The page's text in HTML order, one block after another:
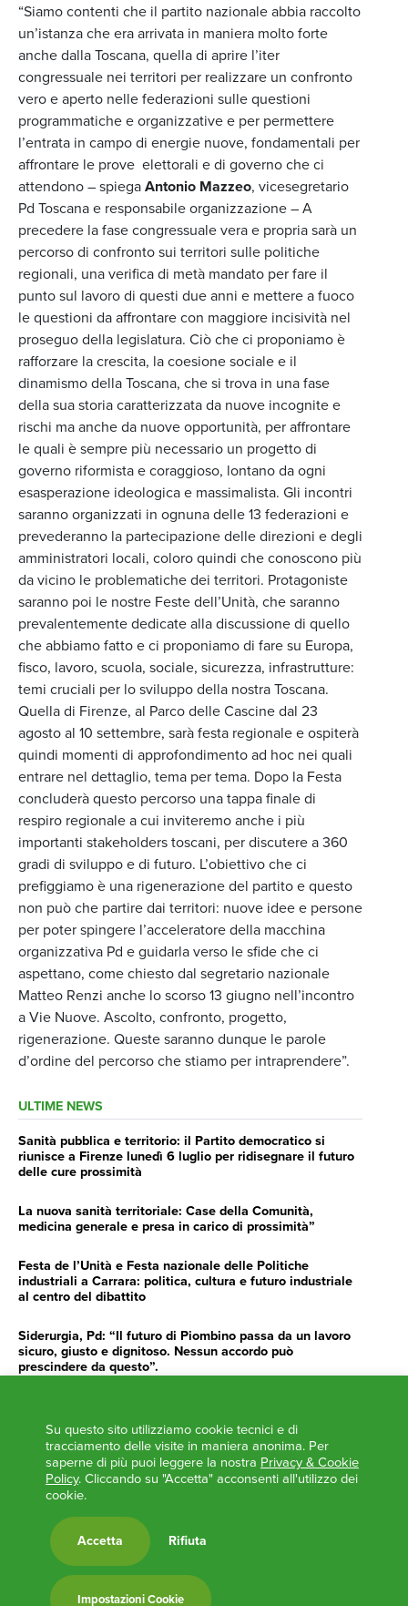
“Siamo contenti che il partito nazionale abbia raccolto
un’istanza che era arrivata in maniera molto forte
anche dalla Toscana, quella di aprire l’iter
congressuale nei territori per realizzare un confronto
vero e aperto nelle federazioni sulle questioni
programmatiche e organizzative e per permettere
l’entrata in campo di energie nuove, fondamentali per
affrontare le prove elettorali e di governo che ci
attendono – spiegaAntonio Mazzeo, vicesegretario
Pd Toscana e responsabile organizzazione – A
precedere la fase congressuale vera e propria sarà un
percorso di confronto sui territori sulle politiche
regionali, una verifica di metà mandato per fare il
punto sul lavoro di questi due anni e mettere a fuoco
le questioni da affrontare con maggiore incisività nel
proseguo della legislatura. Ciò che ci proponiamo è
rafforzare la crescita, la coesione sociale e il
dinamismo della Toscana, che si trova in una fase
della sua storia caratterizzata da nuove incognite e
rischi ma anche da nuove opportunità, per affrontare
le quali è sempre più necessario un progetto di
governo riformista e coraggioso, lontano da ogni
esasperazione ideologica e massimalista. Gli incontri
saranno organizzati in ognuna delle 13 federazioni e
prevederanno la partecipazione delle direzioni e degli
amministratori locali, coloro quindi che conoscono più
da vicino le problematiche dei territori. Protagoniste
saranno poi le nostre Feste dell’Unità, che saranno
prevalentemente dedicate alla discussione di quello
che abbiamo fatto e ci proponiamo di fare su Europa,
fisco, lavoro, scuola, sociale, sicurezza, infrastrutture:
temi cruciali per lo sviluppo della nostra Toscana.
Quella di Firenze, al Parco delle Cascine dal 23
agosto al 10 settembre, sarà festa regionale e ospiterà
quindi momenti di approfondimento ad hoc nei quali
entrare nel dettaglio, tema per tema. Dopo la Festa
concluderà questo percorso una tappa finale di
respiro regionale a cui inviteremo anche i più
importanti stakeholders toscani, per discutere a 360
gradi di sviluppo e di futuro. L’obiettivo che ci
prefiggiamo è una rigenerazione del partito e questo
non può che partire dai territori: nuove idee e persone
per poter spingere l’acceleratore della macchina
organizzativa Pd e guidarla verso le sfide che ci
aspettano, come chiesto dal segretario nazionale
Matteo Renzi anche lo scorso 13 giugno nell’incontro
a Vie Nuove. Ascolto, confronto, progetto,
rigenerazione. Queste saranno dunque le parole
d’ordine del percorso che stiamo per intraprendere”.
ULTIME NEWS
Sanità pubblica e territorio: il Partito democratico si
riunisce a Firenze lunedì 6 luglio per ridisegnare il futuro
delle cure prossimità
La nuova sanità territoriale: Case della Comunità,
medicina generale e presa in carico di prossimità”
Festa de l’Unità e Festa nazionale delle Politiche
industriali a Carrara: politica, cultura e futuro industriale
al centro del dibattito
Siderurgia, Pd: “Il futuro di Piombino passa da un lavoro
sicuro, giusto e dignitoso. Nessun accordo può
prescindere da questo”.
impegno e determinazione delle istituzioni”
AGENDA
‘ANCORA UNA VOLTA LA TOSCANA TRACCIA LA
L’ITALIA BOCCIATA DALL’UE
Feste Unità in Toscana 2024
Zone Logistiche Semplificate – Un’occasione da cogliere
Europa in Circolo. Venerdì primo incontro del Pd a
Su questo sito utilizziamo cookie tecnici e di
tracciamento delle visite in maniera anonima. Per
saperne di più puoi leggere la nostra Privacy & Cookie
Policy. Cliccando su "Accetta" acconsenti all'utilizzo dei
cookie.
Accetta Rifiuta
Impostazioni Cookie